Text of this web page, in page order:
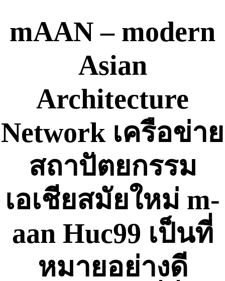
contentmAAN – modern
Asian
Architecture
Network เครือข่าย
สถาปัตยกรรม
เอเชียสมัยใหม่ m-
aan Huc99 เป็นที่
หมายอย่างดี